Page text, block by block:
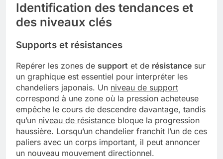
Identification des tendances et
des niveaux clés
Supports et résistances
Repérer les zones de support et de résistance sur
un graphique est essentiel pour interpréter les
chandeliers japonais. Un niveau de support
correspond à une zone où la pression acheteuse
empêche le cours de descendre davantage, tandis
qu’un niveau de résistance bloque la progression
haussière. Lorsqu’un chandelier franchit l’un de ces
paliers avec un corps important, il peut annoncer
un nouveau mouvement directionnel.